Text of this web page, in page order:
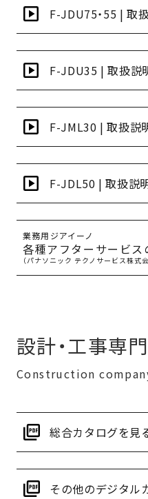
F-JDU75・55 | 取
F-JDU35 | 取扱説
F-JML30 | 取扱説
F-JDL50 | 取扱説
業務用ジアイーノ
各種アフターサービス
（パナソニック テクノサービス株式会
設計・工事専
Construction
総合カタログを見
その他のデジタル